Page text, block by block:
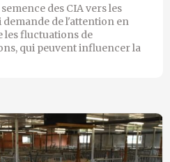
des CIA vers les
demande de l'attention en
les fluctuations de
qui peuvent influencer la